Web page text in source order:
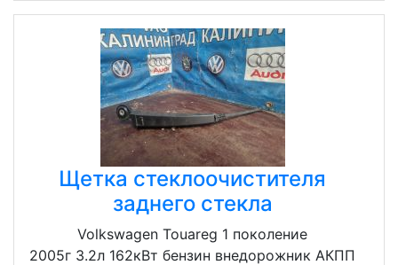
Щетка стеклоочистителя
заднего стекла
Volkswagen Touareg 1 поколение
2005г 3.2л 162кВт бензин внедорожник АКПП